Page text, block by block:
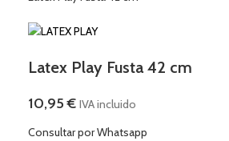
Latex Play Fusta 42 cm
10,95€ IVA incluido
Consultar por Whatsapp